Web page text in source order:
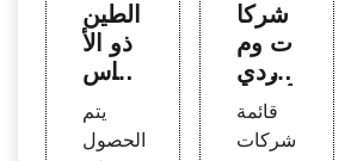
الطين
ذو الأ
ساس
المائ
ي -
يتم
الحصول
شركا
ت وم
وردي
أجهزة
الحفر
قائمة
شركات